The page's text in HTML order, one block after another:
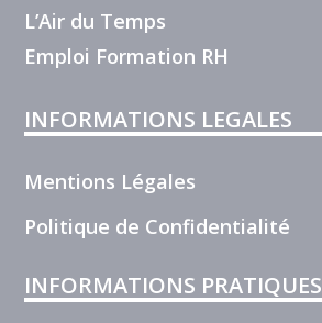
L’Air du Temps
Emploi Formation RH
INFORMATIONS LEGALES
Mentions Légales
Politique de Confidentialité
INFORMATIONS PRATIQUES